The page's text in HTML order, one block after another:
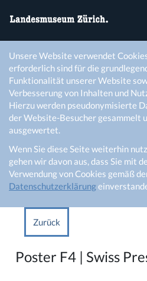
Unsere Website verwendet
erforderlich sind für die
Funktionalität unserer Website
Verbesserung von Inhalten und
Hierzu werden pseudonymisierte
der Website-Besucher gesammelt
ausgewertet.
Wenn Sie diese Seite weiterhin
gehen wir davon aus, dass Sie mit
Verwendung von Cookies gemäß
Datenschutzerklärung
Zurück
Poster F4 | Swiss